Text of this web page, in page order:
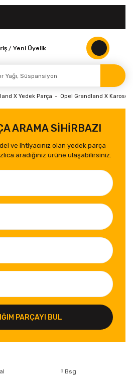
/ Yeni Üyelik
X Yedek Parça Opel Grandland X
ARAMA SİHİRBAZI
ve ihtiyacınız olan yedek parça
aradığınız ürüne ulaşabilirsiniz.
PARÇAYI BUL
Bsg